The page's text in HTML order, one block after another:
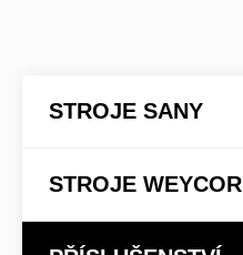
STROJE SANY
STROJE WEYCOR